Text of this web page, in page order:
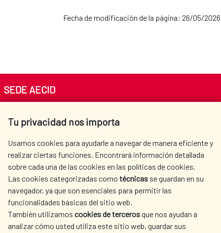
Fecha de modificación de la página: 26/05/2026
Tu privacidad nos importa
Usamos cookies para ayudarle a navegar de manera eficiente y
realizar ciertas funciones. Encontrará información detallada
sobre cada una de las cookies en las políticas de cookies.
Las cookies categorizadas como técnicas se guardan en su
navegador, ya que son esenciales para permitir las
funcionalidades básicas del sitio web.
También utilizamos cookies de tercerosque nos ayudan a
analizar cómo usted utiliza este sitio web, guardar sus
SEDE AECID
Tel. +34 900 20 30 54​​​​​​​
AECID
WHERE DO WE COOPERATE?
SPANISH HUMANITARIAN
ACTION
PRESS ROOM
CULTURE AND SCIENCE LIBRARY